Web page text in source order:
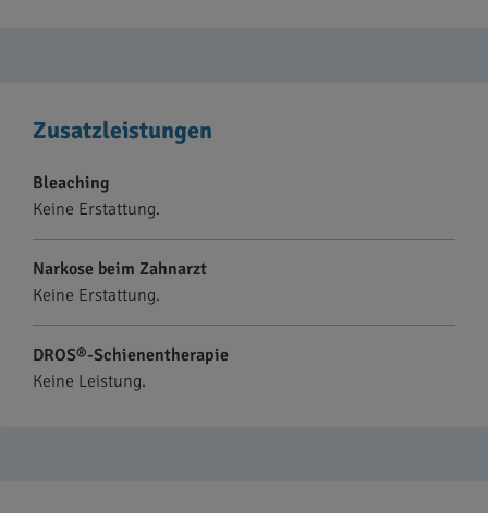
Zusatzleistungen
Bleaching
Keine Erstattung.
Narkose beim Zahnarzt
Keine Erstattung.
DROS®-Schienentherapie
Keine Leistung.